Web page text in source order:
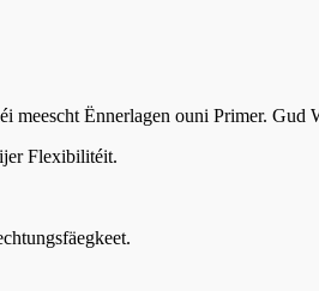
meescht Ënnerlagen ouni Primer. Gud
Flexibilitéit.